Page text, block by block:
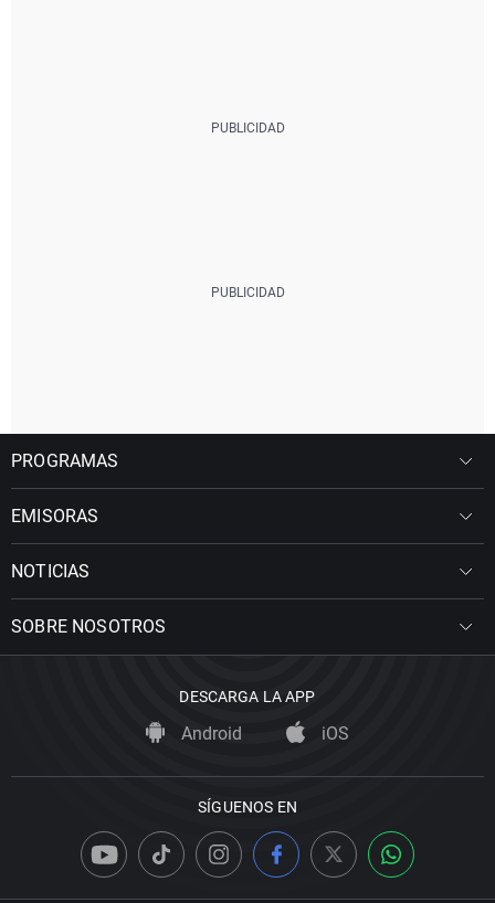
PROGRAMAS
EMISORAS
NOTICIAS
SOBRE NOSOTROS
DESCARGA LA APP
Android iOS
SÍGUENOS EN